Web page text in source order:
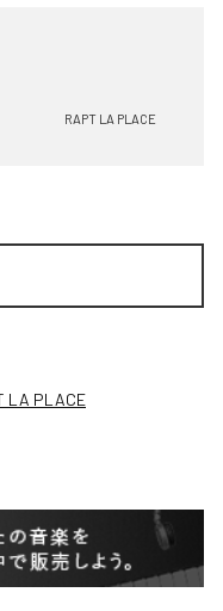
RAPT LA PLACE
LA PLACE